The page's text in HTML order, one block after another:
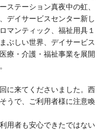
ステーション真夜中の虹、
デイサービスセンター新し
マンティック、福祉用具１
ぶしい世界、デイサービス
療・介護・福祉事業を展開
に来てくださいました。西
うで、ご利用者様に注意喚
用者も安心できたではない